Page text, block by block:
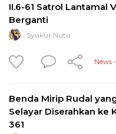
II.6-61 Satrol Lantamal
Berganti
Syukur Nutu
News
Benda Mirip Rudal
Selayar Diserahkan ke
361